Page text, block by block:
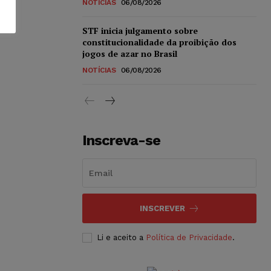
NOTÍCIAS 06/08/2026
STF inicia julgamento sobre
constitucionalidade da proibição dos
jogos de azar no Brasil
NOTÍCIAS 06/08/2026
Inscreva-se
INSCREVER
Li e aceito a Política de Privacidade.